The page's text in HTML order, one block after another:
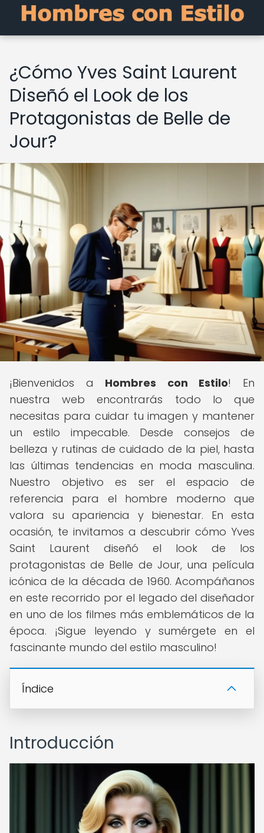
¿Cómo Yves Saint Laurent
Diseñó el Look de los
Protagonistas de Belle de
Jour?
¡Bienvenidos a Hombres con Estilo! En
nuestra web encontrarás todo lo que
necesitas para cuidar tu imagen y mantener
un estilo impecable. Desde consejos de
belleza y rutinas de cuidado de la piel, hasta
las últimas tendencias en moda masculina.
Nuestro objetivo es ser el espacio de
referencia para el hombre moderno que
valora su apariencia y bienestar. En esta
ocasión, te invitamos a descubrir cómo Yves
Saint Laurent diseñó el look de los
protagonistas de Belle de Jour, una película
icónica de la década de 1960. Acompáñanos
en este recorrido por el legado del diseñador
en uno de los filmes más emblemáticos de la
época. ¡Sigue leyendo y sumérgete en el
fascinante mundo del estilo masculino!
Índice
Introducción